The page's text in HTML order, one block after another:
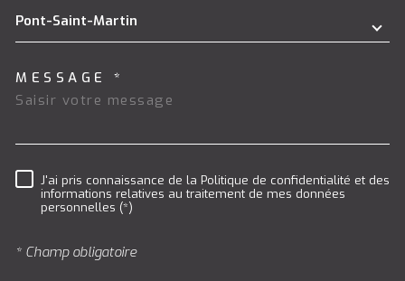
Pont-Saint-Martin
MESSAGE *
RÈGLEMENTATION
J'ai pris connaissance de la Politique de confidentialité et des
informations relatives au traitement de mes données
personnelles (*)
* Champ obligatoire